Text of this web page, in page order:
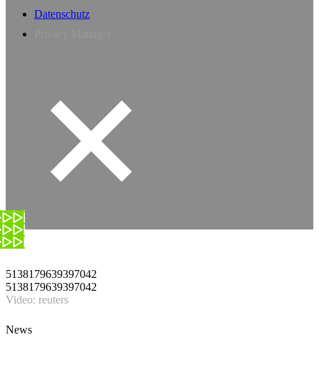
Datenschutz
5138179639397042
5138179639397042
Video: reuters
News